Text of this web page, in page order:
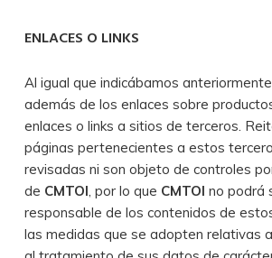
ENLACES O LINKS
Al igual que indicábamos
además de los enlaces sobre
enlaces o links a sitios de terceros.
páginas pertenecientes a estos
revisadas ni son objeto de controles
de CMTOI , por lo que CMTOI no podrá
responsable de los contenidos de
las medidas que se adopten relativas